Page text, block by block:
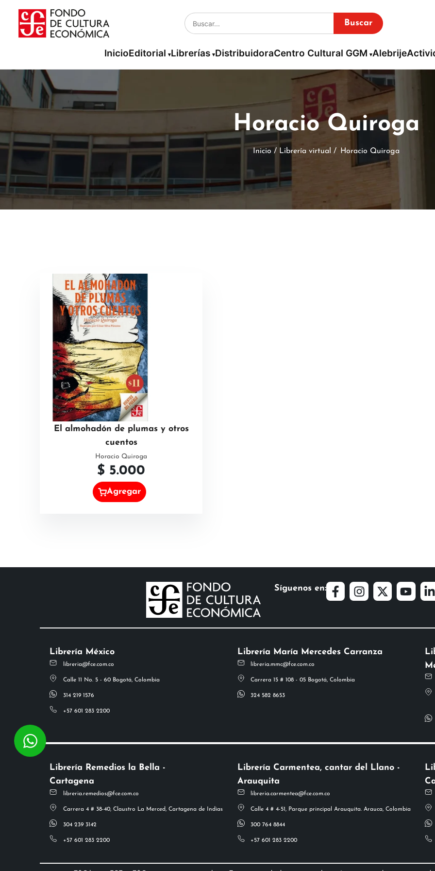
Buscar
InicioEditorial Librerías DistribuidoraCentro Cultural GGM Alebrije
Horacio Quiroga
Inicio / Librería virtual / Horacio Quiroga
El almohadón de plumas y otros
cuentos
Horacio Quiroga
$ 5.000
Agregar
Síguenos en:
Librería México
libreria@fce.com.co
Calle 11 No. 5 - 60 Bogotá, Colombia
314 219 1576
+57 601 283 2200
Librería María Mercedes Carranza
libreria.mmc@fce.com.co
Carrera 15 # 108 - 05 Bogotá, Colombia
324 582 8653
Librería Remedios la Bella -
Cartagena
libreria.remedios@fce.com.co
Carrera 4 # 38-40, Claustro La Merced, Cartagena de Indias
304 239 3142
+57 601 283 2200
Librería Carmentea, cantar del Llano -
Arauquita
libreria.carmentea@fce.com.co
Calle 4 # 4-51, Parque principal Arauquita. Arauca, Colombia
300 764 8844
+57 601 283 2200